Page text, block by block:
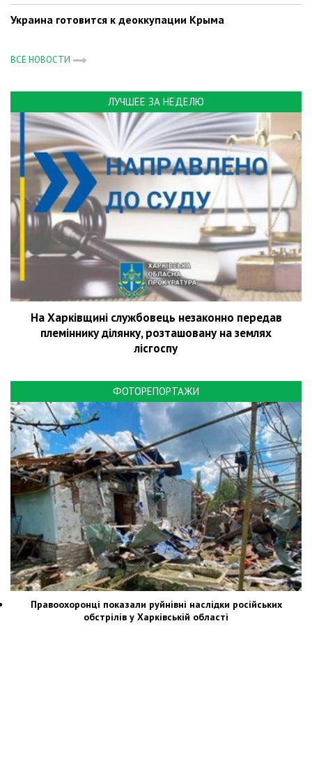
Украина готовится к деоккупации Крыма
ВСЕ НОВОСТИ
ЛУЧШЕЕ ЗА НЕДЕЛЮ
На Харківщині службовець незаконно передав
племіннику ділянку, розташовану на землях
лісгоспу
ФОТОРЕПОРТАЖИ
Правоохоронці показали руйнівні наслідки російських
обстрілів у Харківській області